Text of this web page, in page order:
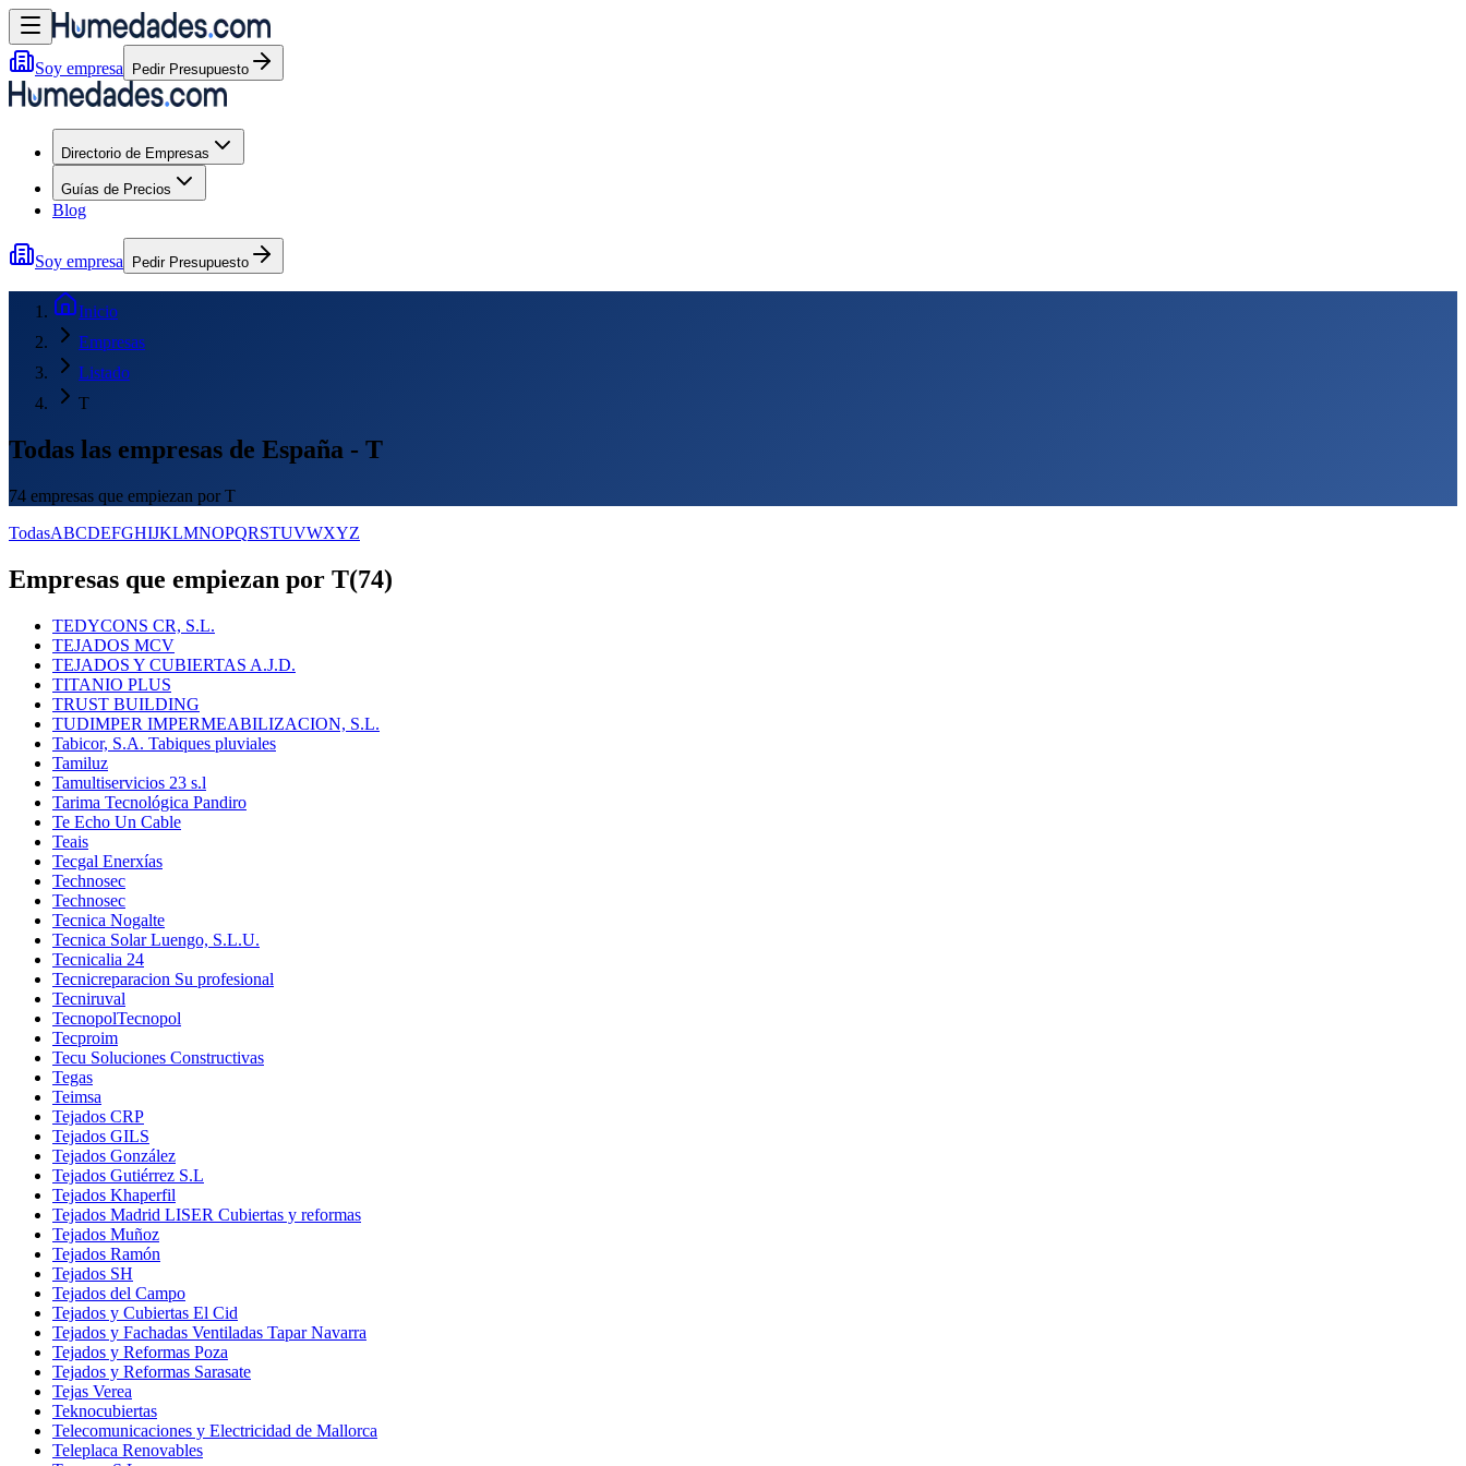
Soy empresa Pedir Presupuesto
Directorio de Empresas
Guías de Precios
Blog
Soy empresa Pedir Presupuesto
Inicio
Empresas
Listado
T
Todas las empresas de España - T
74 empresas que empiezan por T
TodasABCDEFGHIJKLMNOPQRSTUVWXYZ
Empresas que empiezan por T(74)
TEDYCONS CR, S.L.
TEJADOS MCV
TEJADOS Y CUBIERTAS A.J.D.
TITANIO PLUS
TRUST BUILDING
TUDIMPER IMPERMEABILIZACION, S.L.
Tabicor, S.A. Tabiques pluviales
Tamiluz
Tamultiservicios 23 s.l
Tarima Tecnológica Pandiro
Te Echo Un Cable
Teais
Tecgal Enerxías
Technosec
Technosec
Tecnica Nogalte
Tecnica Solar Luengo, S.L.U.
Tecnicalia 24
Tecnicreparacion Su profesional
Tecniruval
TecnopolTecnopol
Tecproim
Tecu Soluciones Constructivas
Tegas
Teimsa
Tejados CRP
Tejados GILS
Tejados González
Tejados Gutiérrez S.L
Tejados Khaperfil
Tejados Madrid LISER Cubiertas y reformas
Tejados Muñoz
Tejados Ramón
Tejados SH
Tejados del Campo
Tejados y Cubiertas El Cid
Tejados y Fachadas Ventiladas Tapar Navarra
Tejados y Reformas Poza
Tejados y Reformas Sarasate
Tejas Verea
Teknocubiertas
Telecomunicaciones y Electricidad de Mallorca
Teleplaca Renovables